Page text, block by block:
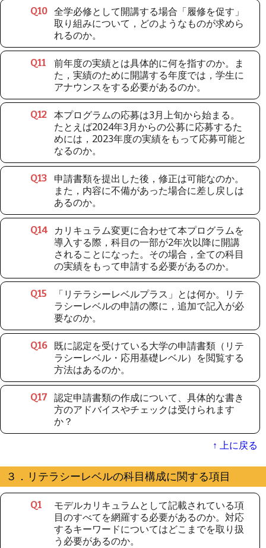
Q10 全学必修として開講する場合「履修を促す」
取り組みについて，どのようなものが求めら
れるのか。
Q11
前年度の実績とは具体的に何を指すのか。ま
た，実績のために開講する年度では，学生に
アナウンスをする必要があるのか。
Q12
本プログラムの応募は3月上旬から始まる。
たとえば2024年3月からの公募に応募するた
めには，2023年度の実績をもって応募可能と
なるのか。
Q13
申請書類を提出した後，修正は可能なのか。
また，内容に不備があった場合に差し戻しは
あるのか。
Q14
カリキュラム変更に合わせて本プログラムを
導入する際，科目の一部が2年次以降に開講
されることになった。その場合，全ての科目
の実績をもって申請する必要があるのか。
Q15
「リテラシーレベルプラス」とは何か。リテ
ラシーレベルの申請の際に，追加で記入が必
要なのか。
Q16
既に認定を受けている大学の申請書類（リテ
ラシーレベル・応用基礎レベル）を閲覧する
方法はあるのか。
Q17
認定申請書類の作成について、具体的な書き
方のアドバイスやチェックは受けられます
か？
↑ 上に戻る
３．リテラシーレベルの科目構成に関する項目
Q1
モデルカリキュラムとして記載されている項
目のすべてを網羅する必要があるのか。対応
するキーワードについてはどこまでを取り扱
う必要があるのか。